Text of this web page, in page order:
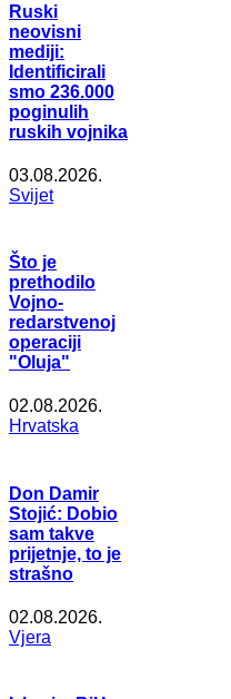
Ruski
neovisni
mediji:
Identificirali
smo 236.000
poginulih
ruskih vojnika
03.08.2026.
Svijet
Što je
prethodilo
Vojno-
redarstvenoj
operaciji
"Oluja"
02.08.2026.
Hrvatska
Don Damir
Stojić: Dobio
sam takve
prijetnje, to je
strašno
02.08.2026.
Vjera